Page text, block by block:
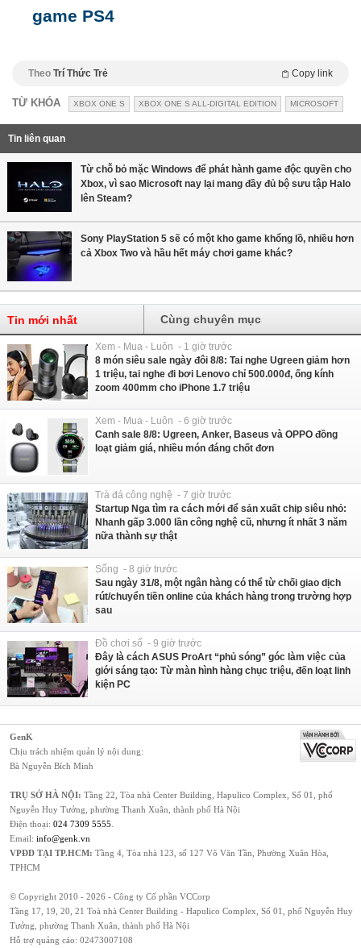
game PS4
Theo Trí Thức Trẻ Copy link
TỪ KHÓA XBOX ONE S XBOX ONE S ALL-DIGITAL EDITION MICROSOFT
Tin liên quan
Từ chỗ bỏ mặc Windows để phát hành game độc quyền cho
Xbox, vì sao Microsoft nay lại mang đầy đủ bộ sưu tập Halo
lên Steam?
Sony PlayStation 5 sẽ có một kho game khổng lồ, nhiều hơn
cả Xbox Two và hầu hết máy chơi game khác?
Tin mới nhất Cùng chuyên mục
Xem - Mua - Luôn - 1 giờ trước
8 món siêu sale ngày đôi 8/8: Tai nghe Ugreen giảm hơn
1 triệu, tai nghe đi bơi Lenovo chỉ 500.000đ, ống kính
zoom 400mm cho iPhone 1.7 triệu
Xem - Mua - Luôn - 6 giờ trước
Canh sale 8/8: Ugreen, Anker, Baseus và OPPO đồng
loạt giảm giá, nhiều món đáng chốt đơn
Trà đá công nghệ - 7 giờ trước
Startup Nga tìm ra cách mới để sản xuất chip siêu nhỏ:
Nhanh gấp 3.000 lần công nghệ cũ, nhưng ít nhất 3 năm
nữa thành sự thật
Sống - 8 giờ trước
Sau ngày 31/8, một ngân hàng có thể từ chối giao dịch
rút/chuyển tiền online của khách hàng trong trường hợp
sau
Đồ chơi số - 9 giờ trước
Đây là cách ASUS ProArt “phủ sóng” góc làm việc của
giới sáng tạo: Từ màn hình hàng chục triệu, đến loạt linh
kiện PC
GenK
Chịu trách nhiệm quản lý nội dung:
Bà Nguyễn Bích Minh
TRỤ SỞ HÀ NỘI: Tầng 22, Tòa nhà Center Building, Hapulico Complex, Số 01, phố
Nguyễn Huy Tưởng, phường Thanh Xuân, thành phố Hà Nội
Điện thoại: 024 7309 5555
Email: info@genk.vn
VPĐD TẠI TP.HCM: Tầng 4, Tòa nhà 123, số 127 Võ Văn Tần, Phường Xuân Hòa,
TPHCM
© Copyright 2010 - 2026 - Công ty Cổ phần VCCorp
Tầng 17, 19, 20, 21 Toà nhà Center Building - Hapulico Complex, Số 01, phố Nguyễn Huy
Tưởng, phường Thanh Xuân, thành phố Hà Nội
Hỗ trợ quảng cáo: 02473007108